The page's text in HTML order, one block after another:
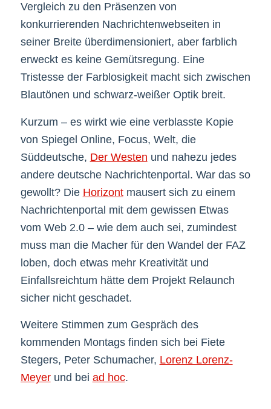
Vergleich zu den Präsenzen von
konkurrierenden Nachrichtenwebseiten in
seiner Breite überdimensioniert, aber farblich
erweckt es keine Gemütsregung. Eine
Tristesse der Farblosigkeit macht sich zwischen
Blautönen und schwarz-weißer Optik breit.
Kurzum – es wirkt wie eine verblasste Kopie
von Spiegel Online, Focus, Welt, die
Süddeutsche, Der Westen und nahezu jedes
andere deutsche Nachrichtenportal. War das so
gewollt? Die Horizontmausert sich zu einem
Nachrichtenportal mit dem gewissen Etwas
vom Web 2.0 – wie dem auch sei, zumindest
muss man die Macher für den Wandel der FAZ
loben, doch etwas mehr Kreativität und
Einfallsreichtum hätte dem Projekt Relaunch
sicher nicht geschadet.
Weitere Stimmen zum Gespräch des
kommenden Montags finden sich bei Fiete
Stegers, Peter Schumacher, Lorenz Lorenz-
Meyerund bei ad hoc.